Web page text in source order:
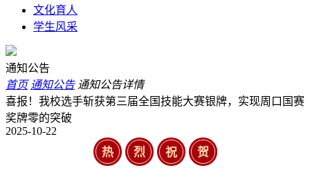
文化育人
学生风采
通知公告
首页 通知公告 通知公告详情
喜报！我校选手斩获第三届全国技能大赛银牌，实现周口国赛
奖牌零的突破
2025-10-22
热 烈 祝 贺